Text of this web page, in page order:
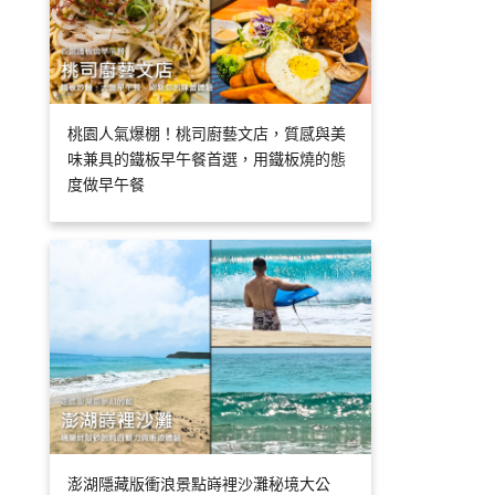
桃園人氣爆棚！桃司廚藝文店，質感與美
味兼具的鐵板早午餐首選，用鐵板燒的態
度做早午餐
澎湖隱藏版衝浪景點嵵裡沙灘秘境大公